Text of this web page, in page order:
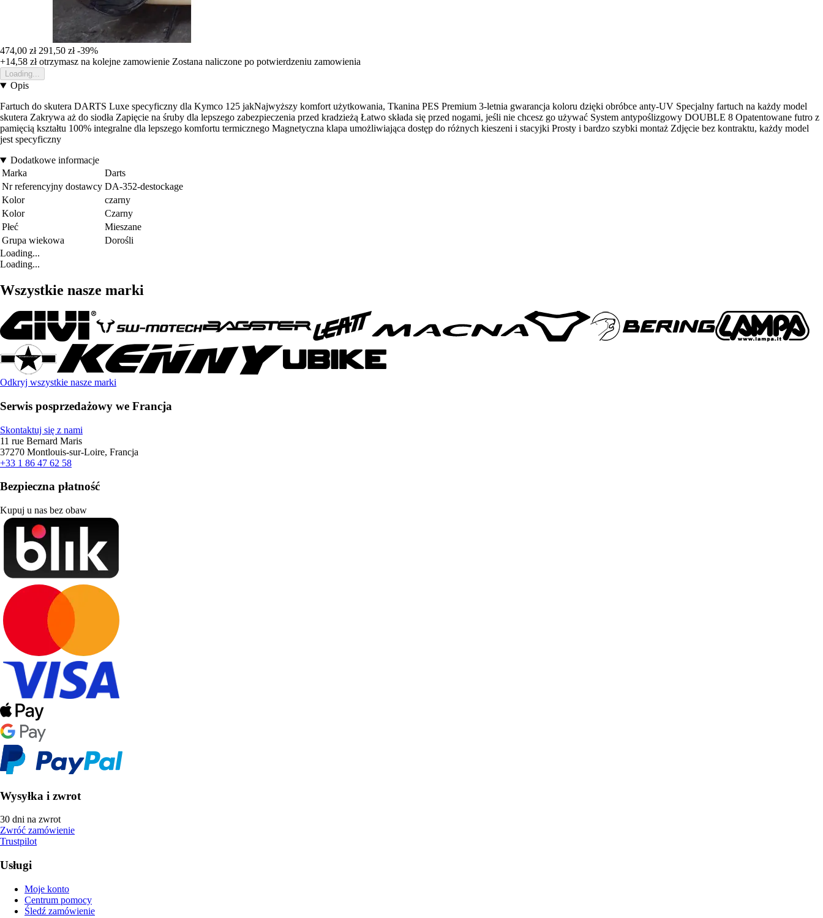
474,00 zł 291,50 zł -39%
+14,58 złotrzymasz na kolejne zamowienie Zostana naliczone po potwierdzeniu zamowienia
Loading...
Opis
Fartuch do skutera DARTS Luxe specyficzny dla Kymco 125 jakNajwyższy komfort użytkowania, Tkanina PES Premium 3-letnia gwarancja koloru dzięki obróbce anty-UV Specjalny fartuch na każdy model
skutera Zakrywa aż do siodła Zapięcie na śruby dla lepszego zabezpieczenia przed kradzieżą Łatwo składa się przed nogami, jeśli nie chcesz go używać System antypoślizgowy DOUBLE 8 Opatentowane futro z
pamięcią kształtu 100% integralne dla lepszego komfortu termicznego Magnetyczna klapa umożliwiająca dostęp do różnych kieszeni i stacyjki Prosty i bardzo szybki montaż Zdjęcie bez kontraktu, każdy model
jest specyficzny
Dodatkowe informacje
Marka
Darts
Nr referencyjny dostawcy DA-352-destockage
Kolor
czarny
Kolor
Czarny
Płeć
Mieszane
Grupa wiekowa
Dorośli
Loading...
Loading...
Wszystkie nasze marki
Odkryj wszystkie nasze marki
Serwis posprzedażowy we Francja
Skontaktuj się z nami
11 rue Bernard Maris
37270 Montlouis-sur-Loire, Francja
+33 1 86 47 62 58
Bezpieczna płatność
Kupuj u nas bez obaw
Wysyłka i zwrot
30 dni na zwrot
Zwróć zamówienie
Trustpilot
Usługi
Moje konto
Centrum pomocy
Śledź zamówienie